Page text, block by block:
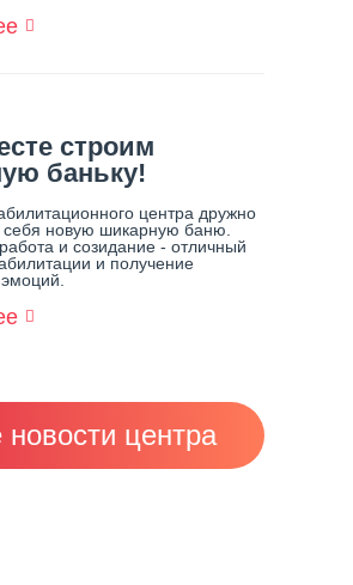
О
В
Центре
строим
баньку!
центра дружно
себя новую шикарную баню.
и созидание - отличный
и получение
О
Шикарную
Баньку!
новости центра